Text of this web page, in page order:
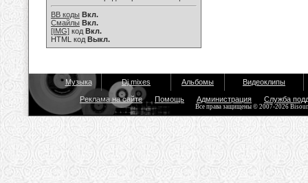
BB коды Вкл.
Смайлы Вкл.
[IMG] код Вкл.
HTML код Выкл.
Музыка Dj mixes Альбомы Видеоклипы
Реклама на сайте Помощь Администрация Служба
Все права защищены © 2007-2026